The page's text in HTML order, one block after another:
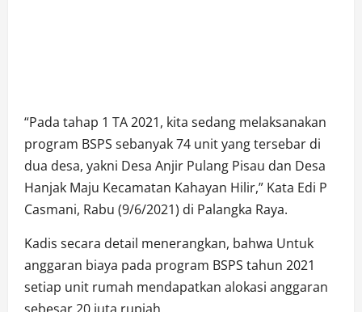
“Pada tahap 1 TA 2021, kita sedang melaksanakan
program BSPS sebanyak 74 unit yang tersebar di
dua desa, yakni Desa Anjir Pulang Pisau dan Desa
Hanjak Maju Kecamatan Kahayan Hilir,” Kata Edi P
Casmani, Rabu (9/6/2021) di Palangka Raya.
Kadis secara detail menerangkan, bahwa Untuk
anggaran biaya pada program BSPS tahun 2021
setiap unit rumah mendapatkan alokasi anggaran